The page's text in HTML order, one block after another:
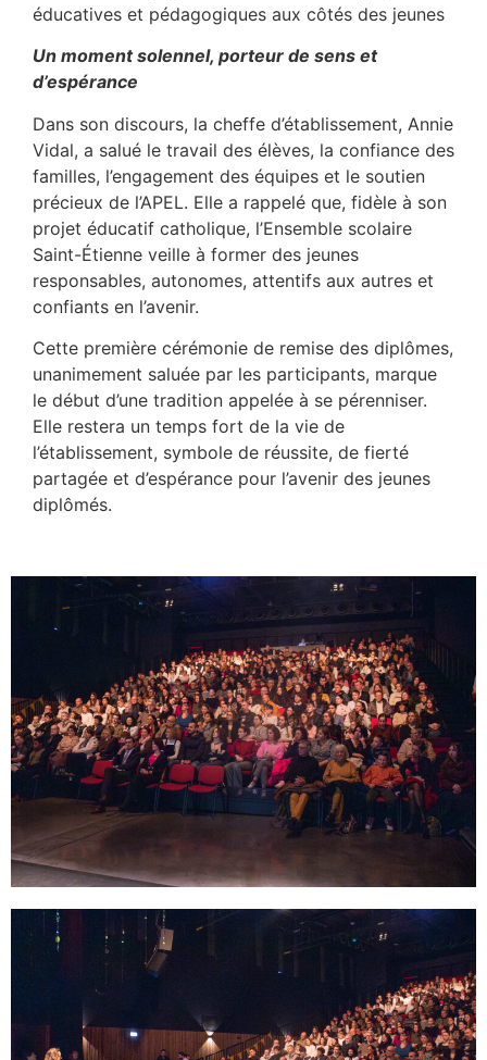
éducatives et pédagogiques aux côtés des jeunes
Un moment solennel, porteur de sens et
d’espérance
Dans son discours, la cheffe d’établissement, Annie
Vidal, a salué le travail des élèves, la confiance des
familles, l’engagement des équipes et le soutien
précieux de l’APEL. Elle a rappelé que, fidèle à son
projet éducatif catholique, l’Ensemble scolaire
Saint-Étienne veille à former des jeunes
responsables, autonomes, attentifs aux autres et
confiants en l’avenir.
Cette première cérémonie de remise des diplômes,
unanimement saluée par les participants, marque
le début d’une tradition appelée à se pérenniser.
Elle restera un temps fort de la vie de
l’établissement, symbole de réussite, de fierté
partagée et d’espérance pour l’avenir des jeunes
diplômés.